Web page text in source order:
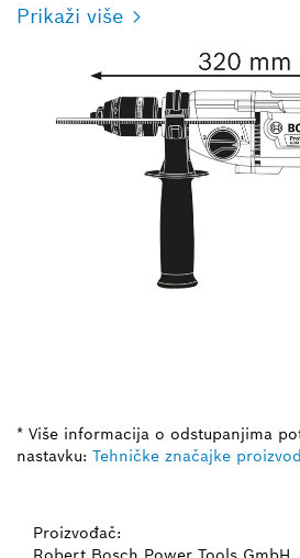
Prikaži više
* Više informacija o odstupanjima
nastavku: Tehničke značajke
Proizvođač: